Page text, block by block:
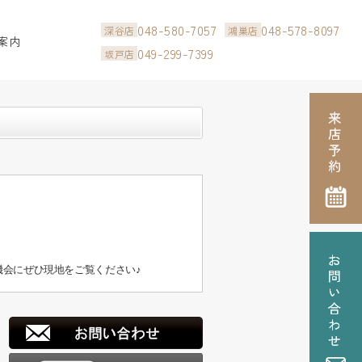
内
深谷店 048-580-7057 鴻巣店 048-578-8097
坂戸店 049-299-7399
にぜひ現地をご覧ください♪